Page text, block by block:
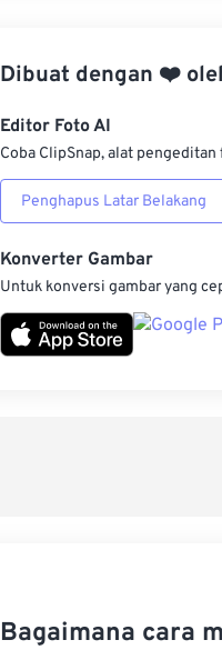
Dibuat dengan ❤️
Editor Foto AI
Coba ClipSnap, alat
Penghapus Latar Belakang
Konverter Gambar
Untuk konversi gambar yang
Bagaimana cara